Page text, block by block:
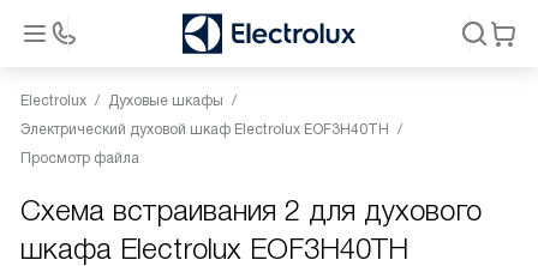
Electrolux
Духовые шкафы
Электрический духовой шкаф Electrolux EOF3H40TH
Просмотр файла
Схема встраивания 2 для духового
шкафа Electrolux EOF3H40TH